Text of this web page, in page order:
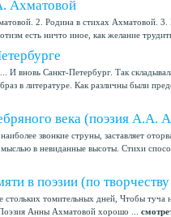
Ахматовой
2. Родина в стихах Ахматовой. 3.
есть ничто иное, как желание
И вновь Санкт-Петербург. Так
в литературе. Как различны были
века (поэзия А.А.
звонкие струны, заставляет
мыслью в невиданные высоты. Стихи
в поэзии (по
стольких томительных дней, Чтобы туча
Анны Ахматовой хорошо ...